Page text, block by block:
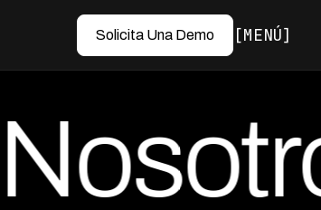
Solicita Una Demo MENÚ